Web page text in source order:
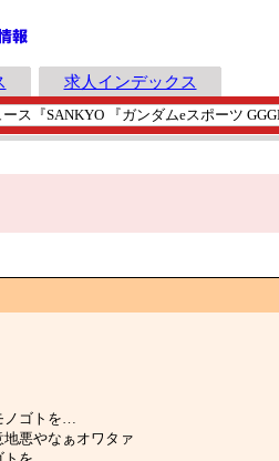
求人インデックス
ノゴトを…
地悪やなぁオワタァ